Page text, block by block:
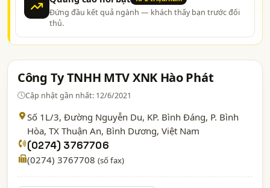
Đứng đầu kết quả ngành — khách thấy bạn trước đối
thủ.
Công Ty TNHH MTV XNK Hào Phát
Cập nhật gần nhất: 12/6/2021
Số 1L/3, Đường Nguyễn Du, KP. Bình Đáng, P. Bình
Hòa, TX Thuận An, Bình Dương, Việt Nam
(0274) 3767706
(0274) 3767708 (số fax)